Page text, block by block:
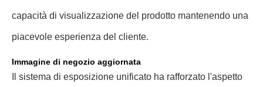
capacità di visualizzazione del prodotto mantenendo una
piacevole esperienza del cliente.
Immagine di negozio aggiornata
Il sistema di esposizione unificato ha rafforzato l'aspetto